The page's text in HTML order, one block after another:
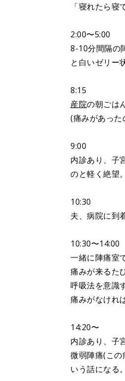
「寝れたら寝
2:00〜5:00
8-10分間隔の
と白いゼリー
8:15
産院の朝ごは
(痛みがあっ
9:00
内診あり、子
のと軽く絶望。
10:30
夫、病院に到
10:30〜14:00
一緒に陣痛室
痛みが来るた
呼吸法を意識
痛みがなけれ
14:20〜
内診あり、子
微弱陣痛(こ
いう話になる